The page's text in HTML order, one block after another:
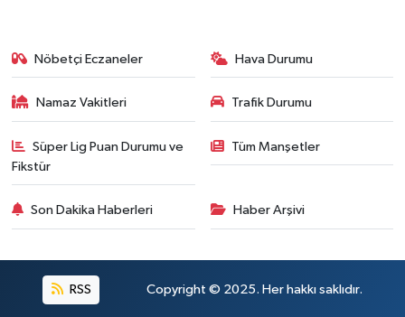
Nöbetçi Eczaneler Hava Durumu
Namaz Vakitleri Trafik Durumu
Süper Lig Puan Durumu ve
Fikstür
Tüm Manşetler
Son Dakika Haberleri Haber Arşivi
RSS Copyright © 2025. Her hakkı saklıdır.